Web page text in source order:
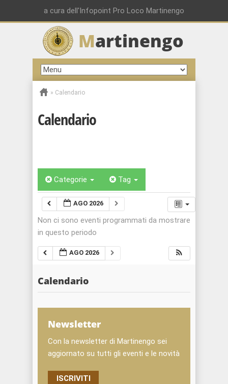
a cura dell'Infopoint Pro Loco Martinengo
Martinengo
» Calendario
Calendario
Categorie Tag
AGO 2026
Non ci sono eventi programmati da mostrare
in questo periodo
AGO 2026
Calendario
Newsletter
Con la newsletter di Martinengo sei
aggiornato su tutti gli eventi e le novità
ISCRIVITI